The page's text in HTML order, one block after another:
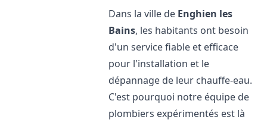
Dans la ville de Enghien les
Bains, les habitants ont besoin
d'un service fiable et efficace
pour l'installation et le
dépannage de leur chauffe-eau.
C'est pourquoi notre équipe de
plombiers expérimentés est là